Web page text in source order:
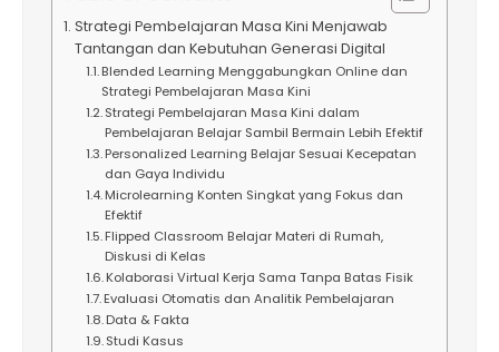
Strategi Pembelajaran Masa Kini Menjawab
Tantangan dan Kebutuhan Generasi Digital
Blended Learning Menggabungkan Online dan
Strategi Pembelajaran Masa Kini
Strategi Pembelajaran Masa Kini dalam
Pembelajaran Belajar Sambil Bermain Lebih Efektif
Personalized Learning Belajar Sesuai Kecepatan
dan Gaya Individu
Microlearning Konten Singkat yang Fokus dan
Efektif
Flipped Classroom Belajar Materi di Rumah,
Diskusi di Kelas
Kolaborasi Virtual Kerja Sama Tanpa Batas Fisik
Evaluasi Otomatis dan Analitik Pembelajaran
Data & Fakta
Studi Kasus